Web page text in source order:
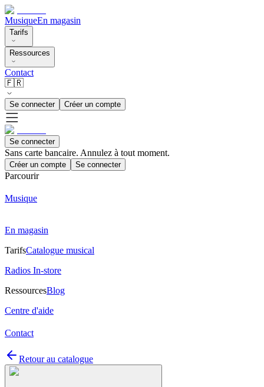
MusiqueEn magasin
Tarifs
Ressources
Contact
🇫🇷
Se connecter Créer un compte
Se connecter
Sans carte bancaire. Annulez à tout moment.
Créer un compte Se connecter
Parcourir
Musique
En magasin
TarifsCatalogue musical
Radios In-store
RessourcesBlog
Centre d'aide
Contact
Retour au catalogue